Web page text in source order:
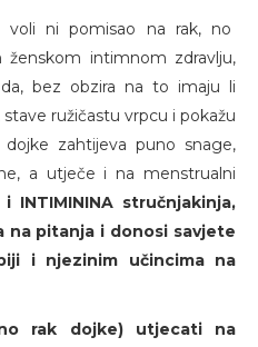
ni pomisao na rak, no
ženskom intimnom zdravlju,
bez obzira na to imaju li
ružičastu vrpcu i pokažu
zahtijeva puno snage,
a utječe i na menstrualni
INTIMININA stručnjakinja,
na pitanja i donosi savjete
i njezinim učincima na
rak dojke) utjecati na